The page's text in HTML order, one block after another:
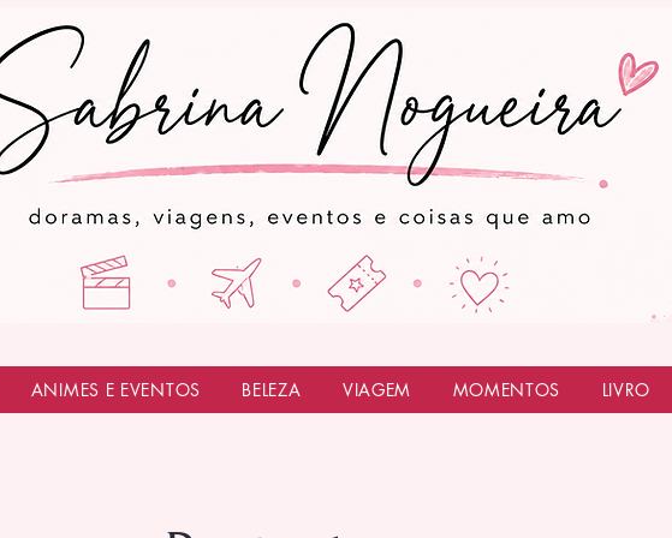
ANIMES E EVENTOS BELEZA VIAGEM MOMENTOS LIVRO